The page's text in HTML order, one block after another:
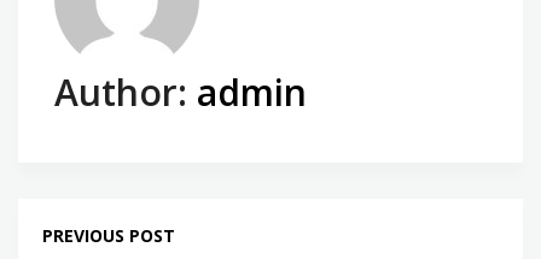
Author: admin
PREVIOUS POST